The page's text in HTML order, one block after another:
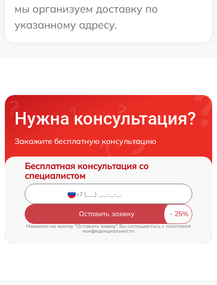
мы организуем доставку по
указанному адресу.
Нужна консультация?
Закажите бесплатную консультацию
Бесплатная консультация со
специалистом
Оставить заявку
Нажимая на кнопку "Оставить заявку" Вы соглашаетесь cполитикой
конфиденциальности